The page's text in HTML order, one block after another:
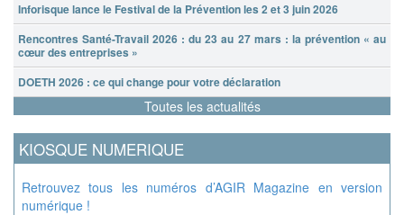
Inforisque lance le Festival de la Prévention les 2 et 3 juin 2026
Rencontres Santé-Travail 2026 : du 23 au 27 mars : la prévention « au
cœur des entreprises »
DOETH 2026 : ce qui change pour votre déclaration
Toutes les actualités
KIOSQUE NUMERIQUE
Retrouvez tous les numéros d’AGIR Magazine en version
numérique !